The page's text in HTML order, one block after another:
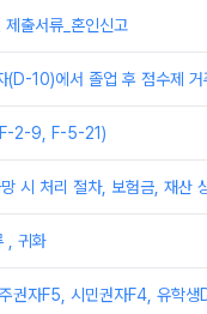
출서류_혼인신고
(D-10)에서 졸업 후 점수제
2-9, F-5-21)
시 처리 절차, 보험금, 재산
, 귀화
권자F5, 시민권자F4, 유학생